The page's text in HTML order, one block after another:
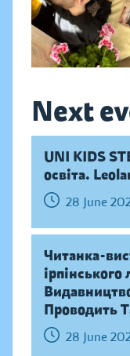
Next
UNI KIDS
освіта.
28 June
Читанка-
Проводить
28 June